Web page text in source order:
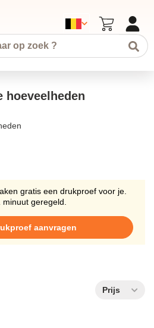
hoeveelheden
gratis een drukproef voor je.
geregeld.
aanvragen
Prijs